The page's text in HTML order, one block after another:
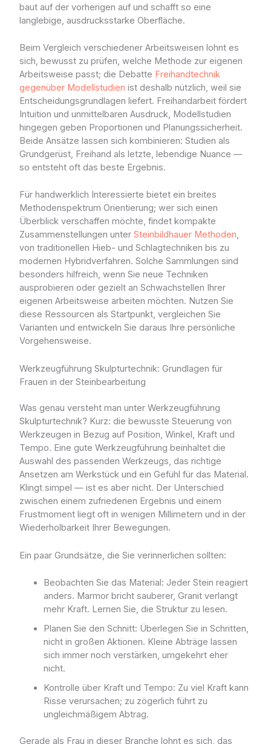
baut auf der vorherigen auf und schafft so eine
langlebige, ausdrucksstarke Oberfläche.
Beim Vergleich verschiedener Arbeitsweisen lohnt es
sich, bewusst zu prüfen, welche Methode zur eigenen
Arbeitsweise passt; die Debatte Freihandtechnik
gegenüber Modellstudien ist deshalb nützlich, weil sie
Entscheidungsgrundlagen liefert. Freihandarbeit fördert
Intuition und unmittelbaren Ausdruck, Modellstudien
hingegen geben Proportionen und Planungssicherheit.
Beide Ansätze lassen sich kombinieren: Studien als
Grundgerüst, Freihand als letzte, lebendige Nuance —
so entsteht oft das beste Ergebnis.
Für handwerklich Interessierte bietet ein breites
Methodenspektrum Orientierung; wer sich einen
Überblick verschaffen möchte, findet kompakte
Zusammenstellungen unter Steinbildhauer Methoden,
von traditionellen Hieb- und Schlagtechniken bis zu
modernen Hybridverfahren. Solche Sammlungen sind
besonders hilfreich, wenn Sie neue Techniken
ausprobieren oder gezielt an Schwachstellen Ihrer
eigenen Arbeitsweise arbeiten möchten. Nutzen Sie
diese Ressourcen als Startpunkt, vergleichen Sie
Varianten und entwickeln Sie daraus Ihre persönliche
Vorgehensweise.
Werkzeugführung Skulpturtechnik: Grundlagen für
Frauen in der Steinbearbeitung
Was genau versteht man unter Werkzeugführung
Skulpturtechnik? Kurz: die bewusste Steuerung von
Werkzeugen in Bezug auf Position, Winkel, Kraft und
Tempo. Eine gute Werkzeugführung beinhaltet die
Auswahl des passenden Werkzeugs, das richtige
Ansetzen am Werkstück und ein Gefühl für das Material.
Klingt simpel — ist es aber nicht. Der Unterschied
zwischen einem zufriedenen Ergebnis und einem
Frustmoment liegt oft in wenigen Millimetern und in der
Wiederholbarkeit Ihrer Bewegungen.
Ein paar Grundsätze, die Sie verinnerlichen sollten:
Beobachten Sie das Material: Jeder Stein reagiert
anders. Marmor bricht sauberer, Granit verlangt
mehr Kraft. Lernen Sie, die Struktur zu lesen.
Planen Sie den Schnitt: Überlegen Sie in Schritten,
nicht in großen Aktionen. Kleine Abträge lassen
sich immer noch verstärken, umgekehrt eher
nicht.
Kontrolle über Kraft und Tempo: Zu viel Kraft kann
Risse verursachen; zu zögerlich führt zu
ungleichmäßigem Abtrag.
Gerade als Frau in dieser Branche lohnt es sich, das